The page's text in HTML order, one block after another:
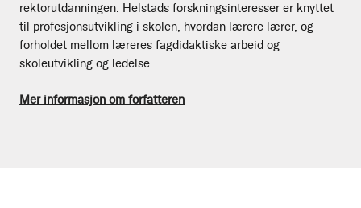
rektorutdanningen. Helstads forskningsinteresser er knyttet
til profesjonsutvikling i skolen, hvordan lærere lærer, og
forholdet mellom læreres fagdidaktiske arbeid og
skoleutvikling og ledelse.
Mer informasjon om forfatteren